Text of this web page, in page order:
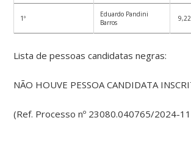
1º
Eduardo Pandini
Barros
9,22
Lista de pessoas candidatas negras:
NÃO HOUVE PESSOA CANDIDATA
(Ref. Processo nº 23080.040765/2024-